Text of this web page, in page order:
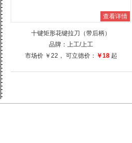
查看详情
十键矩形花键拉刀（带后柄）
品牌： 上工/上工
市场价 ￥22 ， 可立德价： ￥18起